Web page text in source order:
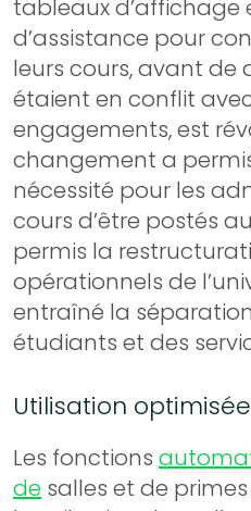
tableaux d’affichage
d’assistance pour
leurs cours, avant de
étaient en conflit
engagements, est
changement a
nécessité pour les
cours d’être postés
permis la
opérationnels de
entraîné la
étudiants et des
Utilisation
Les fonctions
de salles et de